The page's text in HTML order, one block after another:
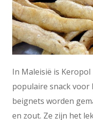
In Maleisië is
populaire snack voor
beignets worden
en zout. Ze zijn het